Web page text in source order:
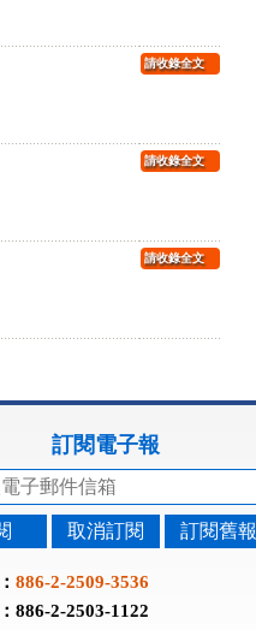
請收錄全文
請收錄全文
請收錄全文
訂閱電子報
取消訂閱 訂閱舊報
886-2-2509-3536
2-2503-1122